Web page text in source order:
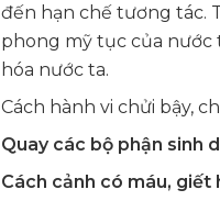
đến hạn chế tương tác.
phong mỹ tục của nước
hóa nước ta.
Cách hành vi chửi bậy,
Quay các bộ phận sinh
Cách cảnh có máu,